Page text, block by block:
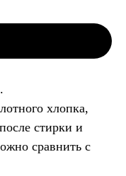
хлопка,
стирки и
сравнить с